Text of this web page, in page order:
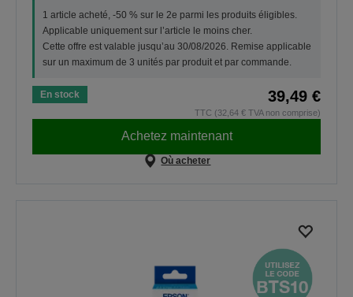
1 article acheté, -50 % sur le 2e parmi les produits éligibles.
Applicable uniquement sur l’article le moins cher.
Cette offre est valable jusqu’au 30/08/2026. Remise applicable
sur un maximum de 3 unités par produit et par commande.
En stock 39,49 €
TTC (32,64 € TVA non comprise)
Achetez maintenant
Où acheter